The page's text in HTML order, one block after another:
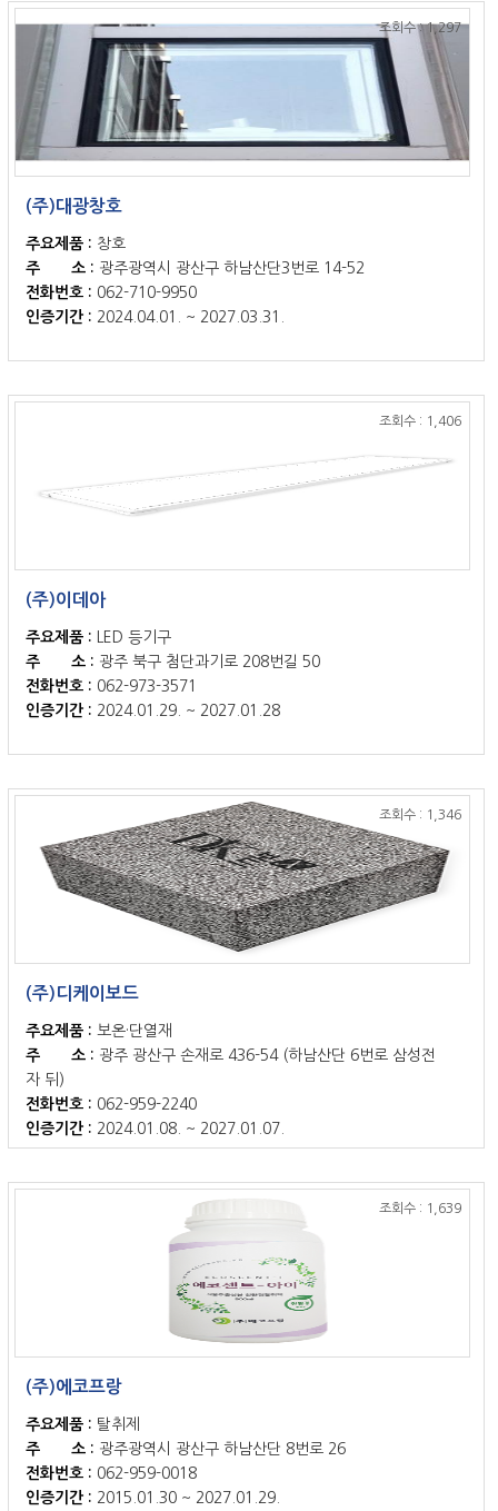
조회수 : 1,297
(주)대광창호
주요제품 : 창호
주 소 : 광주광역시 광산구 하남산단3번로 14-52
전화번호 : 062-710-9950
인증기간 : 2024.04.01. ~ 2027.03.31.
조회수 : 1,406
(주)이데아
주요제품 :
LED 등기구
주 소 : 광주 북구 첨단과기로 208번길 50
전화번호 : 062-973-3571
인증기간 : 2024.01.29. ~ 2027.01.28
조회수 : 1,346
(주)디케이보드
주요제품 : 보온·단열재
주 소 : 광주 광산구 손재로 436-54 (하남산단 6번로 삼성전
자 뒤)
전화번호 : 062-959-2240
인증기간 : 2024.01.08. ~ 2027.01.07.
조회수 : 1,639
(주)에코프랑
주요제품 : 탈취제
주 소 : 광주광역시 광산구 하남산단 8번로 26
전화번호 : 062-959-0018
인증기간 : 2015.01.30 ~ 2027.01.29.